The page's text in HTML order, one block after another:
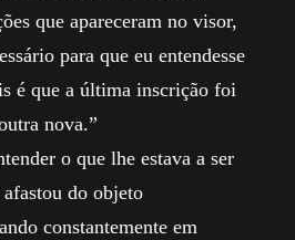
que apareceram no visor,
para que eu entendesse
é que a última inscrição foi
nova.”
o que lhe estava a ser
do objeto
constantemente em